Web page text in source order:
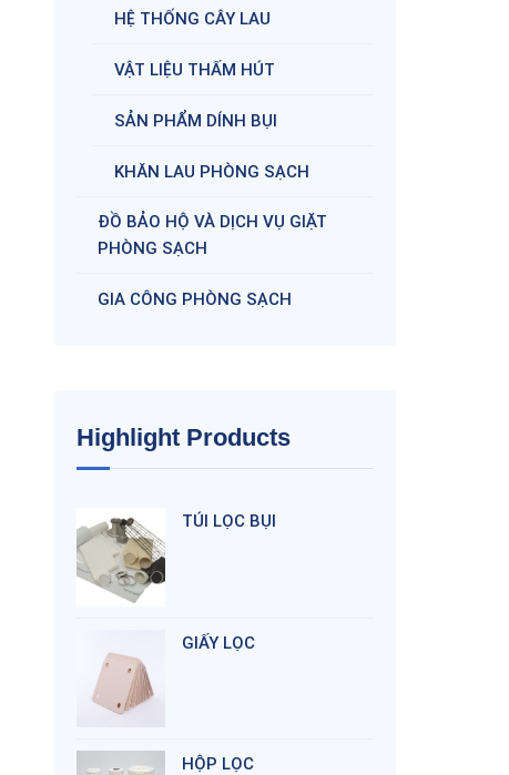
HỆ THỐNG CÂY LAU
VẬT LIỆU THẤM HÚT
SẢN PHẨM DÍNH BỤI
KHĂN LAU PHÒNG SẠCH
ĐỒ BẢO HỘ VÀ DỊCH VỤ GIẶT
PHÒNG SẠCH
GIA CÔNG PHÒNG SẠCH
Highlight Products
TÚI LỌC BỤI
GIẤY LỌC
HỘP LỌC